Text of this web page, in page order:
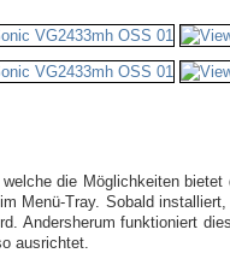
die Möglichkeiten
Menü-Tray. Sobald
Andersherum funktioniert
ausrichtet.